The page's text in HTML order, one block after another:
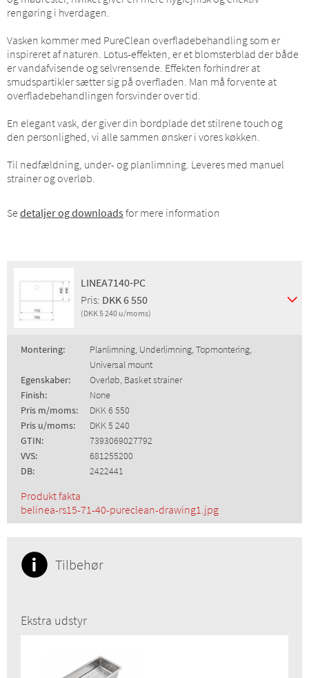
rengøring i hverdagen.
Vasken kommer med PureClean overfladebehandling som er
inspireret af naturen. Lotus-effekten, er et blomsterblad der både
er vandafvisende og selvrensende. Effekten forhindrer at
smudspartikler sætter sig på overfladen. Man må forvente at
overfladebehandlingen forsvinder over tid.
En elegant vask, der giver din bordplade det stilrene touch og
den personlighed, vi alle sammen ønsker i vores køkken.
Til nedfældning, under- og planlimning. Leveres med manuel
strainer og overløb.
Se detaljer og downloads for mere information
LINEA7140-PC
Pris: DKK 6 550
(DKK 5 240 u/moms)
Montering:
Planlimning, Underlimning, Topmontering,
Universal mount
Egenskaber:
Overløb, Basket strainer
Finish:
None
Pris m/moms:
DKK 6 550
Pris u/moms:
DKK 5 240
GTIN:
7393069027792
VVS:
681255200
DB:
2422441
Produkt fakta
belinea-rs15-71-40-pureclean-drawing1.jpg
Tilbehør
Ekstra udstyr